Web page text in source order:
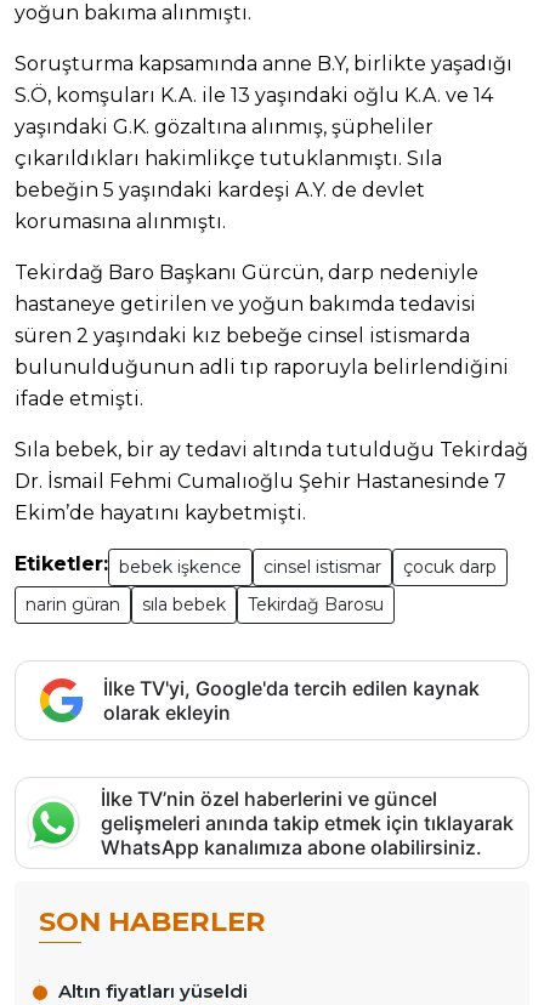
yoğun bakıma alınmıştı.
Soruşturma kapsamında anne B.Y, birlikte yaşadığı
S.Ö, komşuları K.A. ile 13 yaşındaki oğlu K.A. ve 14
yaşındaki G.K. gözaltına alınmış, şüpheliler
çıkarıldıkları hakimlikçe tutuklanmıştı. Sıla
bebeğin 5 yaşındaki kardeşi A.Y. de devlet
korumasına alınmıştı.
Tekirdağ Baro Başkanı Gürcün, darp nedeniyle
hastaneye getirilen ve yoğun bakımda tedavisi
süren 2 yaşındaki kız bebeğe cinsel istismarda
bulunulduğunun adli tıp raporuyla belirlendiğini
ifade etmişti.
Sıla bebek, bir ay tedavi altında tutulduğu Tekirdağ
Dr. İsmail Fehmi Cumalıoğlu Şehir Hastanesinde 7
Ekim’de hayatını kaybetmişti.
Etiketler: bebek işkence cinsel istismar
çocuk darp
narin güran
sıla bebek Tekirdağ Barosu
İlke TV'yi, Google'da tercih edilen kaynak
olarak ekleyin
İlke TV’nin özel haberlerini ve güncel
gelişmeleri anında takip etmek için tıklayarak
WhatsApp kanalımıza abone olabilirsiniz.
SON HABERLER
Altın fiyatları yüseldi